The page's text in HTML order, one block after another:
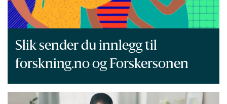
Slik sender du innlegg til
forskning.no og Forskersonen